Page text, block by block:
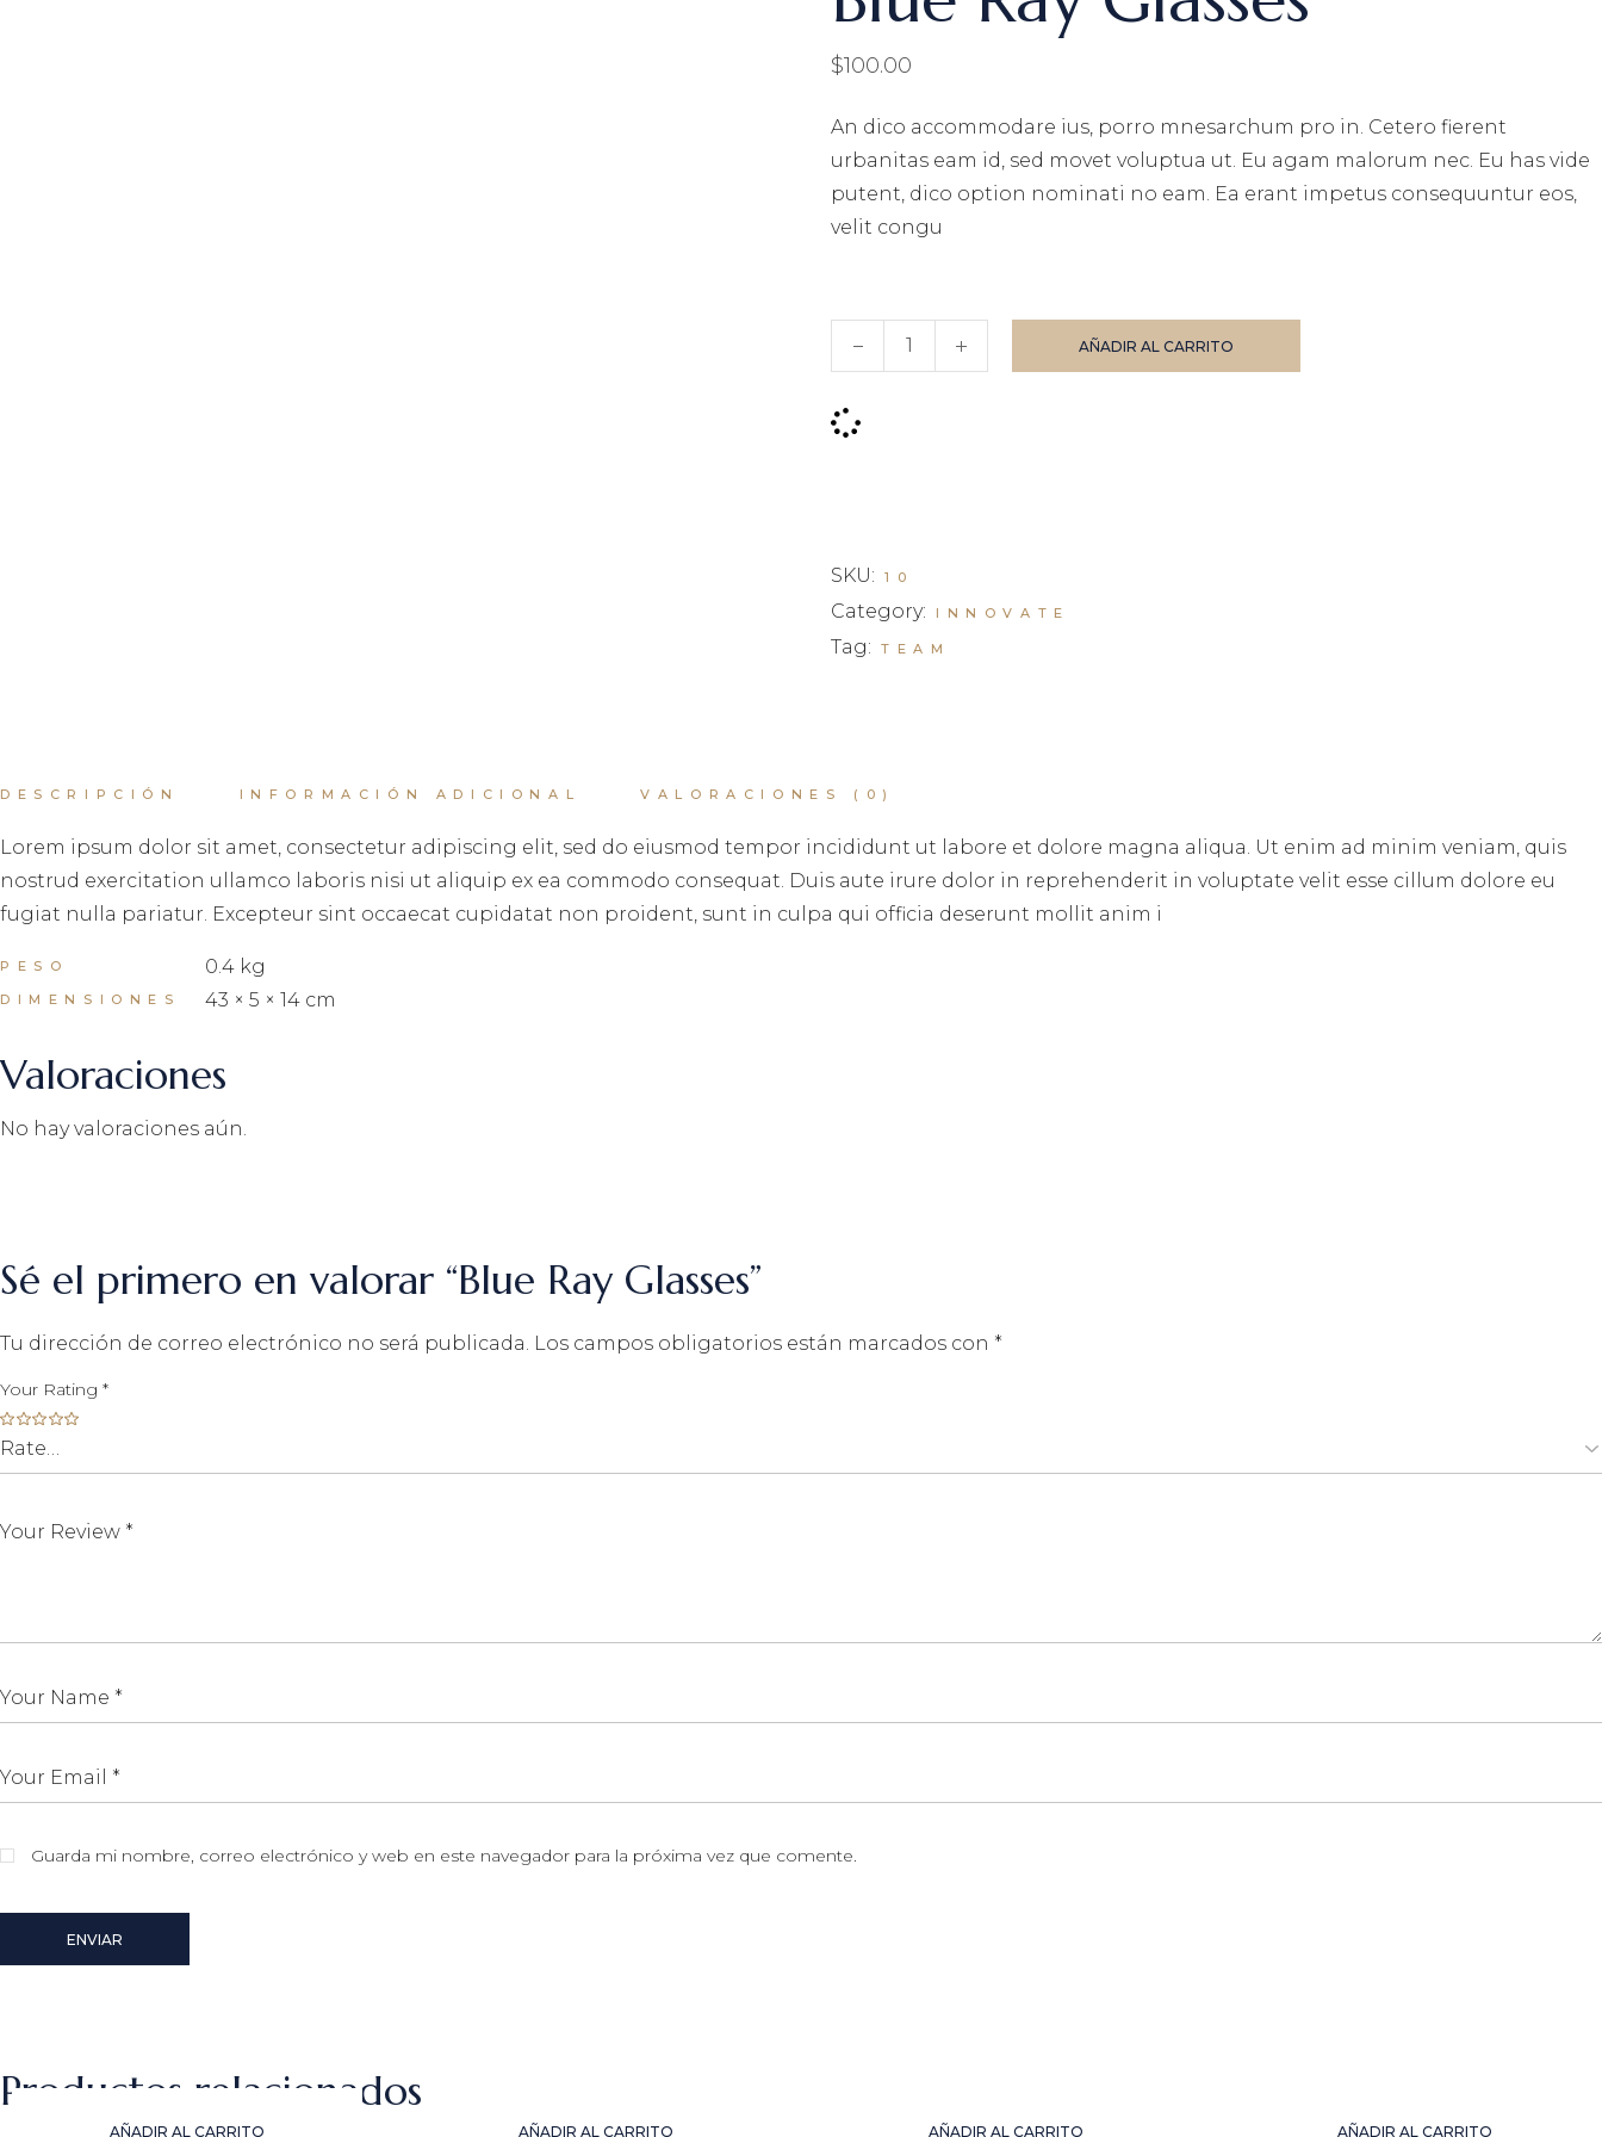
$100.00
An dico accommodare ius, porro mnesarchum pro in. Cetero fierent
urbanitas eam id, sed movet voluptua ut. Eu agam malorum nec. Eu has vide
putent, dico option nominati no eam. Ea erant impetus consequuntur eos,
velit congu
Blue Ray Glasses quantity
AÑADIR AL CARRITO
SKU: 10
Category: INNOVATE
Tag: TEAM
DESCRIPCIÓN INFORMACIÓN ADICIONAL VALORACIONES (0)
Lorem ipsum dolor sit amet, consectetur adipiscing elit, sed do eiusmod tempor incididunt ut labore et dolore magna aliqua. Ut enim ad minim veniam, quis
nostrud exercitation ullamco laboris nisi ut aliquip ex ea commodo consequat. Duis aute irure dolor in reprehenderit in voluptate velit esse cillum dolore eu
fugiat nulla pariatur. Excepteur sint occaecat cupidatat non proident, sunt in culpa qui officia deserunt mollit anim i
PESO 0.4 kg
DIMENSIONES 43 × 5 × 14 cm
Valoraciones
No hay valoraciones aún.
Sé el primero en valorar “Blue Ray Glasses”
Tu dirección de correo electrónico no será publicada. Los campos obligatorios están marcados con *
Your Rating *
Guarda mi nombre, correo electrónico y web en este navegador para la próxima vez que comente.
ENVIAR
Productos relacionados
AÑADIR AL CARRITO AÑADIR AL CARRITO AÑADIR AL CARRITO AÑADIR AL CARRITO